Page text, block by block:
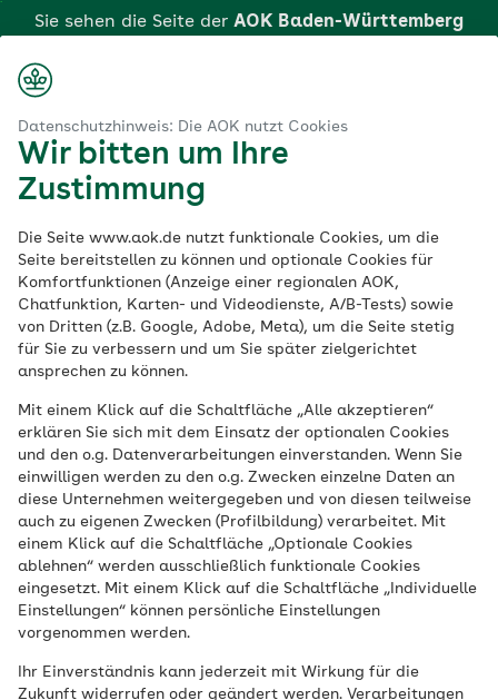
Datenschutzhinweis: Die AOK nutzt Cookies
Wir bitten um Ihre
Zustimmung
Die Seite www.aok.de nutzt funktionale Cookies, um die
Seite bereitstellen zu können und optionale Cookies für
Komfortfunktionen (Anzeige einer regionalen AOK,
Chatfunktion, Karten- und Videodienste, A/B-Tests) sowie
von Dritten (z.B. Google, Adobe, Meta), um die Seite stetig
für Sie zu verbessern und um Sie später zielgerichtet
ansprechen zu können.
Mit einem Klick auf die Schaltfläche „Alle akzeptieren“
erklären Sie sich mit dem Einsatz der optionalen Cookies
und den o.g. Datenverarbeitungen einverstanden. Wenn Sie
einwilligen werden zu den o.g. Zwecken einzelne Daten an
diese Unternehmen weitergegeben und von diesen teilweise
auch zu eigenen Zwecken (Profilbildung) verarbeitet. Mit
einem Klick auf die Schaltfläche „Optionale Cookies
ablehnen“ werden ausschließlich funktionale Cookies
eingesetzt. Mit einem Klick auf die Schaltfläche „Individuelle
Einstellungen“ können persönliche Einstellungen
vorgenommen werden.
Ihr Einverständnis kann jederzeit mit Wirkung für die
Zukunft widerrufen oder geändert werden. Verarbeitungen
Zum
Hauptinhalt
springen
Sie sehen die Seite der AOK Baden-Württemberg
Curaplan
Kursprogramm – Die
Buchung Ihrer
Gesundheitskurse
Mit dem Curaplan-Kursprogramm bietet
die AOK Baden-Württemberg für
Menschen mit einer chronischen
Erkrankung darauf abgestimmte
Gesundheitskurse an. Wir zeigen Ihnen, wie
Sie eine auf Ihre Erkrankung angepasste
Bewegungseinheit absolvieren oder sich
entsprechend Ihrer Erkrankung lecker und
gesund ernähren können, um Ihre